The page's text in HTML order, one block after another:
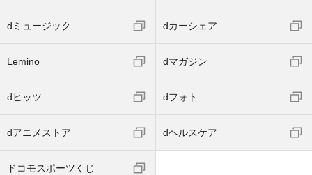
dミュージック dカーシェア
Lemino dマガジン
dヒッツ dフォト
dアニメストア dヘルスケア
ドコモスポーツくじ